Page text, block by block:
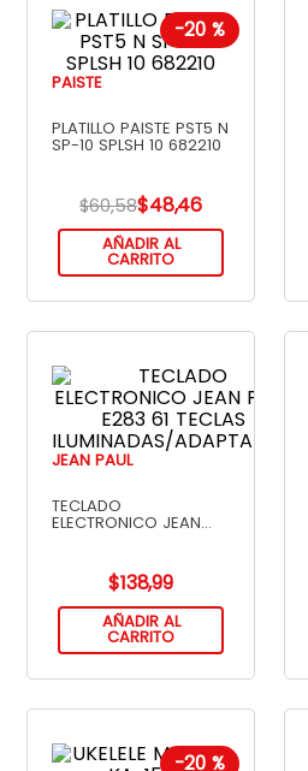
-20 %
PAISTE
PLATILLO PAISTE PST5 N
SP-10 SPLSH 10 682210
$60,58$48,46
AÑADIR AL
CARRITO
JEAN PAUL
TECLADO
ELECTRONICO JEAN
$138,99
AÑADIR AL
CARRITO
-20 %